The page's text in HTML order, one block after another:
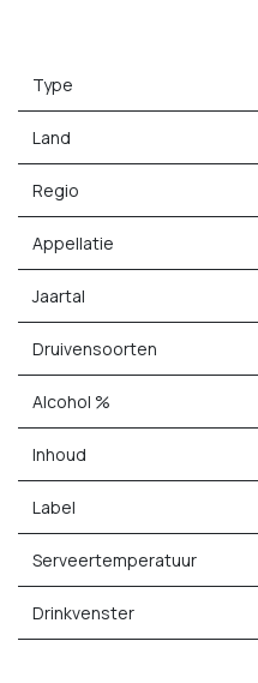
Type
Land
Regio
Appellatie
Jaartal
Druivensoorten
Alcohol %
Inhoud
Label
Serveertemperatuur
Drinkvenster